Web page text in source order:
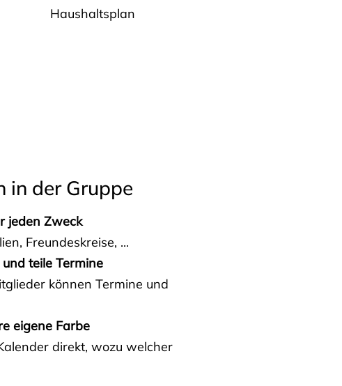
Haushaltsplan
in der Gruppe
jeden Zweck
Freundeskreise, ...
teile Termine
können Termine und
eigene Farbe
direkt, wozu welcher